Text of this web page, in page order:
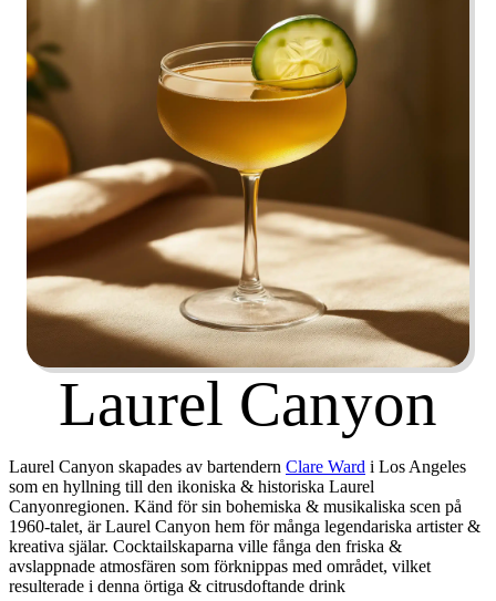
Laurel Canyon
Laurel Canyon skapades av bartendern Clare Ward i Los Angeles
som en hyllning till den ikoniska & historiska Laurel
Canyonregionen. Känd för sin bohemiska & musikaliska scen på
1960-talet, är Laurel Canyon hem för många legendariska artister &
kreativa själar. Cocktailskaparna ville fånga den friska &
avslappnade atmosfären som förknippas med området, vilket
resulterade i denna örtiga & citrusdoftande drink